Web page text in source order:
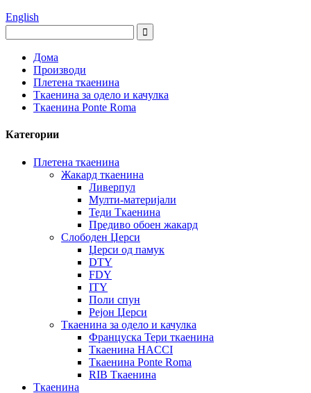
English
Дома
Производи
Плетена ткаенина
Ткаенина за одело и качулка
Ткаенина Ponte Roma
Категории
Плетена ткаенина
Жакард ткаенина
Ливерпул
Мулти-материјали
Теди Ткаенина
Предиво обоен жакард
Слободен Џерси
Џерси од памук
DTY
FDY
ITY
Поли спун
Рејон Џерси
Ткаенина за одело и качулка
Француска Тери ткаенина
Ткаенина HACCI
Ткаенина Ponte Roma
RIB Ткаенина
Ткаенина